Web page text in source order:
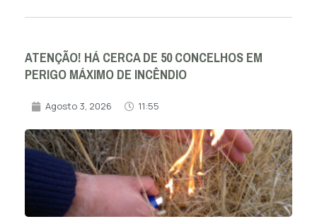
ATENÇÃO! HÁ CERCA DE 50 CONCELHOS EM
PERIGO MÁXIMO DE INCÊNDIO
Agosto 3, 2026 11:55